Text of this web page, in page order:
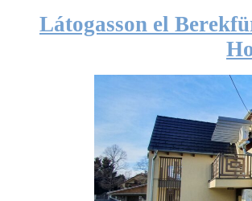
Látogasson el